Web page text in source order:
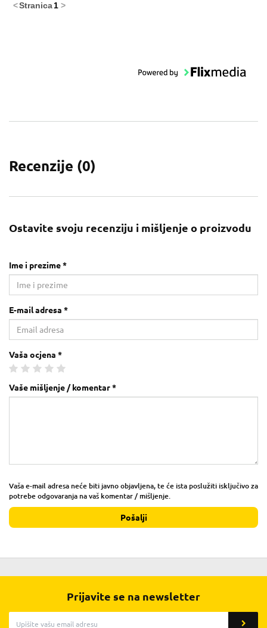
<Stranica1 >
Recenzije (0)
Ostavite svoju recenziju i mišljenje o proizvodu
Ime i prezime *
E-mail adresa *
Vaša ocjena *
Vaše mišljenje / komentar *
Vaša e-mail adresa neće biti javno objavljena, te će ista poslužiti isključivo za
potrebe odgovaranja na vaš komentar / mišljenje.
Pošalji
Prijavite se na newsletter